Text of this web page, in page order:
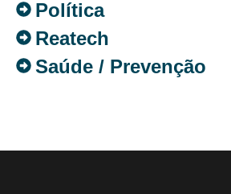
Política
Reatech
Saúde / Prevenção